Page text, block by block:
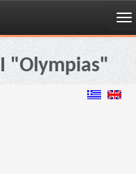
"Olympias"